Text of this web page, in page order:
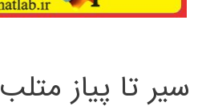
سیر تا پیاز متلب MATLAB